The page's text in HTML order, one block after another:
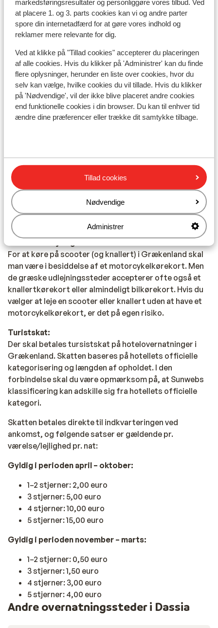
markedsføringsresultater og personliggøre vores tilbud. Ved
at placere 1. og 3. parts cookies kan vi og andre parter
spore din internetadfærd for at gøre vores indhold og
reklamer mere relevante for dig.
Ved at klikke på "Tillad cookies" accepterer du placeringen
af alle cookies. Hvis du klikker på 'Administrer' kan du finde
flere oplysninger, herunder en liste over cookies, hvor du
selv kan vælge, hvilke cookies du vil tillade. Hvis du klikker
på 'Nødvendige', vil der ikke blive placeret andre cookies
end funktionelle cookies i din browser. Du kan til enhver tid
ændre dine præferencer eller trække dit samtykke tilbage.
Tillad cookies
Nødvendige
Administrer
Drikkepenge:
Det er normalt at give ca. 10% i drikkepenge på de
græske barer og restauranter.
Strøm:
Strømforsyningen er ligesom i Danmark 220 volt.
Vand:
Det er ikke tilrådeligt at drikke vand fra hanen.
Mobiltelefon:
Din danske mobiltelefon virker også i Grækenland.
Rejsedokumenter:
Du skal være i besiddelse af et gyldigt pas.
For at køre på scooter (og knallert) i Grækenland skal
man være i besiddelse af et motorcykelkørekort. Men
de græske udlejningssteder accepterer ofte også et
knallertkørekort eller almindeligt bilkørekort. Hvis du
vælger at leje en scooter eller knallert uden at have et
motorcykelkørekort, er det på egen risiko.
Turistskat:
Der skal betales tursistskat på hotelovernatninger i
Grækenland. Skatten baseres på hotellets officielle
kategorisering og længden af opholdet. I den
forbindelse skal du være opmærksom på, at Sunwebs
klassificering kan adskille sig fra hotellets officielle
kategori.
Skatten betales direkte til indkvarteringen ved
ankomst, og følgende satser er gældende pr.
værelse/lejlighed pr. nat:
Gyldig i perioden april – oktober:
1–2 stjerner: 2,00 euro
3 stjerner: 5,00 euro
4 stjerner: 10,00 euro
5 stjerner: 15,00 euro
Gyldig i perioden november – marts:
1–2 stjerner: 0,50 euro
3 stjerner: 1,50 euro
4 stjerner: 3,00 euro
5 stjerner: 4,00 euro
Andre overnatningssteder i Dassia